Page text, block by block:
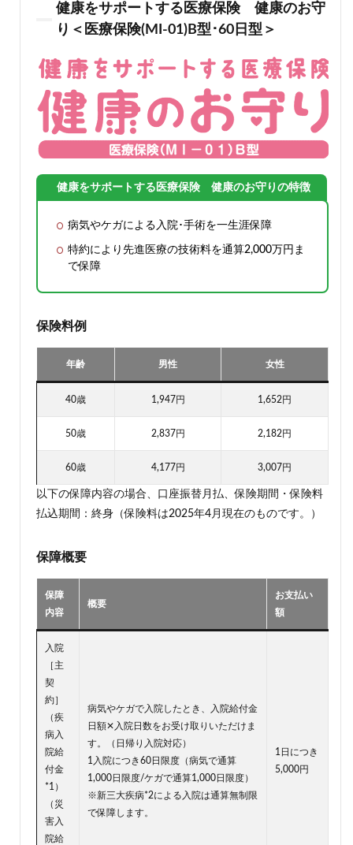
健康をサポートする医療保険 健康のお守
り＜医療保険(MI-01)B型･60日型＞
健康をサポートする医療保険 健康のお守りの特徴
病気やケガによる入院･手術を一生涯保障
特約により先進医療の技術料を通算2,000万円ま
で保障
保険料例
年齢 男性 女性
40歳 1,947円 1,652円
50歳 2,837円 2,182円
60歳 4,177円 3,007円
以下の保障内容の場合、口座振替月払、保険期間・保険料
払込期間：終身（保険料は2025年4月現在のものです。）
保障概要
保障
内容
概要
お支払い
額
入院
［主
契
約］
（疾
病入
院給
付金
*1）
（災
害入
院給
病気やケガで入院したとき、入院給付金
日額✕入院日数をお受け取りいただけま
す。（日帰り入院対応）
1入院につき60日限度（病気で通算
1,000日限度/ケガで通算1,000日限度）
※新三大疾病*2による入院は通算無制限
で保障します。
1日につき
5,000円